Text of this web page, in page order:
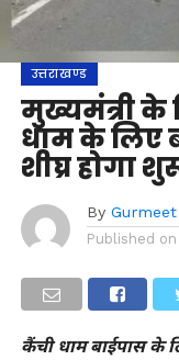
उत्तराखण्ड
मुख्यमंत्री के
धाम के लिए
शीघ्र होगा
By
Published on
कैंची धाम बाईपास के